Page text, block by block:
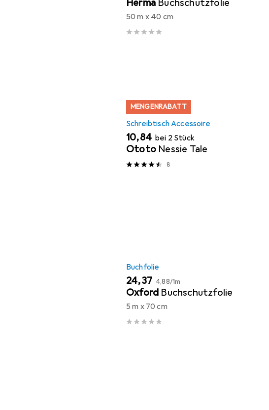
Herma Buchschutzfolie
50 m x 40 cm
MENGENRABATT
Schreibtisch Accessoire
EUR
10,84 bei 2 Stück
Ototo Nessie Tale
8
Buchfolie
EUR
24,37 EUR
4,88/1m
Oxford Buchschutzfolie
5 m x 70 cm